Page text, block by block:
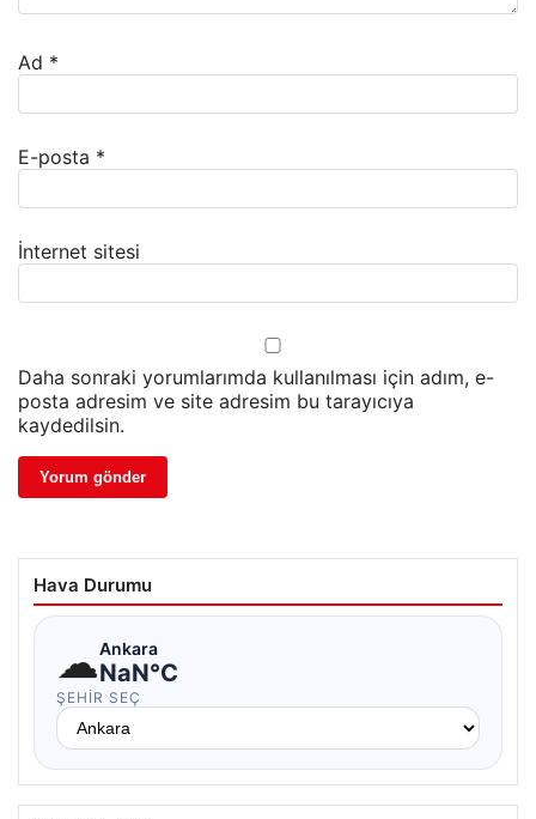
Ad *
E-posta *
İnternet sitesi
Daha sonraki yorumlarımda kullanılması için adım, e-
posta adresim ve site adresim bu tarayıcıya
kaydedilsin.
Hava Durumu
☁Ankara
NaN°C
ŞEHIR SEÇ